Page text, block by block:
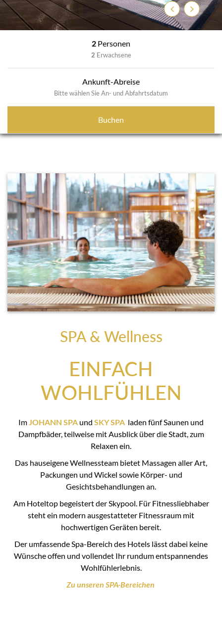
Previous
Next
2 Personen
2 Erwachsene
Ankunft-Abreise
Bitte wählen Sie An- und Abfahrtsdatum
Buchen
SPA & Wellness
EINFACH
WOHLFÜHLEN
Im JOHANN SPA und SKY SPA laden fünf Saunen und
Dampfbäder, teilweise mit Ausblick über die Stadt, zum
Relaxen ein.
Das hauseigene Wellnessteam bietet Massagen aller Art,
Packungen und Wickel sowie Körper- und
Gesichtsbehandlungen an.
Am Hoteltop begeistert der Skypool. Für Fitnessliebhaber
steht ein modern ausgestatteter Fitnessraum mit
hochwertigen Geräten bereit.
Der umfassende Spa-Bereich des Hotels lässt dabei keine
Wünsche offen und vollendet Ihr rundum entspannendes
Wohlfühlerlebnis.
Zu unseren SPA-Bereichen